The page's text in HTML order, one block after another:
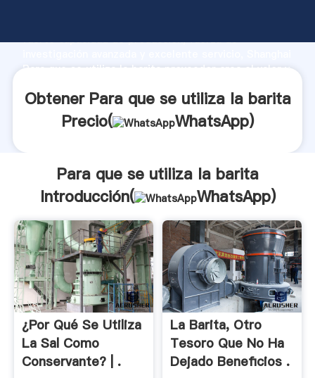
fuerte capacidad de producción, fuerza de
Para que se utiliza la barita proveedor crea el valor y
Obtener Para que se utiliza la barita
Precio(
WhatsApp)
Para que se utiliza la barita
Introducción(
WhatsApp)
¿Por Qué Se Utiliza
La Sal Como
Conservante? | .
La Barita, Otro
Tesoro Que No Ha
Dejado Beneficios .